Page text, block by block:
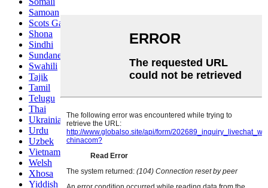
Samoan
Scots Gaelic
Shona
Sindhi
Sundanese
Swahili
Tajik
Tamil
Telugu
Thai
Ukrainian
Urdu
Uzbek
Vietnamese
Welsh
Xhosa
Yiddish